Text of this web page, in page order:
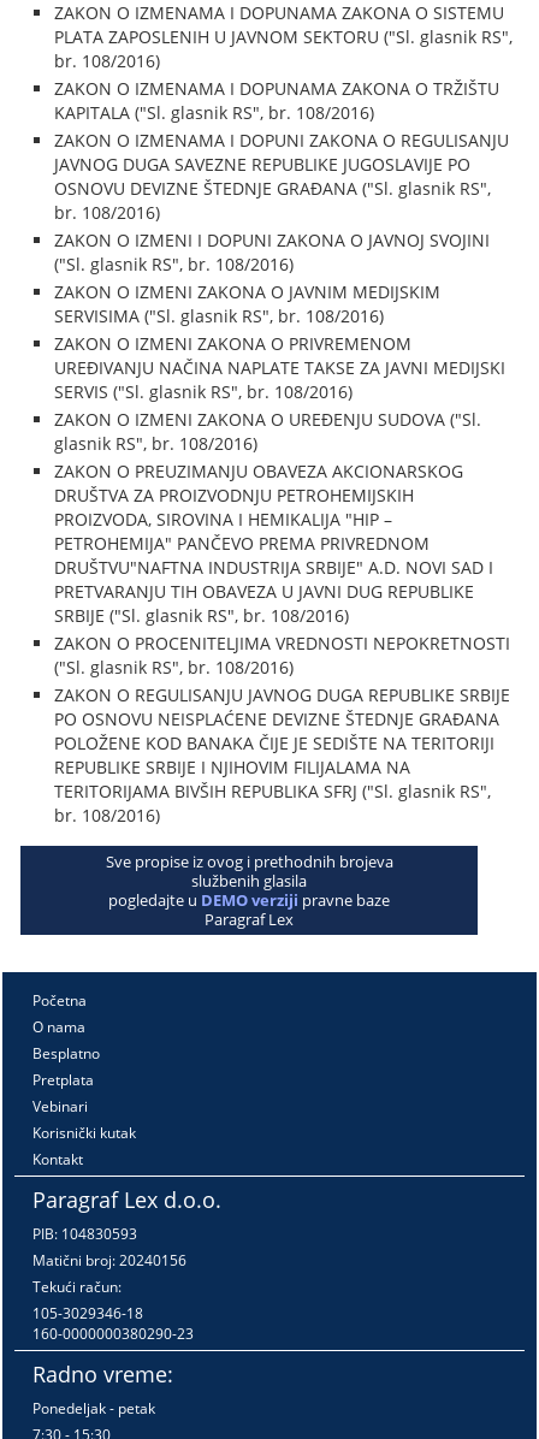
ZAKON O IZMENAMA I DOPUNAMA ZAKONA O SISTEMU
PLATA ZAPOSLENIH U JAVNOM SEKTORU ("Sl. glasnik RS",
br. 108/2016)
ZAKON O IZMENAMA I DOPUNAMA ZAKONA O TRŽIŠTU
KAPITALA ("Sl. glasnik RS", br. 108/2016)
ZAKON O IZMENAMA I DOPUNI ZAKONA O REGULISANJU
JAVNOG DUGA SAVEZNE REPUBLIKE JUGOSLAVIJE PO
OSNOVU DEVIZNE ŠTEDNJE GRAĐANA ("Sl. glasnik RS",
br. 108/2016)
ZAKON O IZMENI I DOPUNI ZAKONA O JAVNOJ SVOJINI
("Sl. glasnik RS", br. 108/2016)
ZAKON O IZMENI ZAKONA O JAVNIM MEDIJSKIM
SERVISIMA ("Sl. glasnik RS", br. 108/2016)
ZAKON O IZMENI ZAKONA O PRIVREMENOM
UREĐIVANJU NAČINA NAPLATE TAKSE ZA JAVNI MEDIJSKI
SERVIS ("Sl. glasnik RS", br. 108/2016)
ZAKON O IZMENI ZAKONA O UREĐENJU SUDOVA ("Sl.
glasnik RS", br. 108/2016)
ZAKON O PREUZIMANJU OBAVEZA AKCIONARSKOG
DRUŠTVA ZA PROIZVODNJU PETROHEMIJSKIH
PROIZVODA, SIROVINA I HEMIKALIJA "HIP –
PETROHEMIJA" PANČEVO PREMA PRIVREDNOM
DRUŠTVU"NAFTNA INDUSTRIJA SRBIJE" A.D. NOVI SAD I
PRETVARANJU TIH OBAVEZA U JAVNI DUG REPUBLIKE
SRBIJE ("Sl. glasnik RS", br. 108/2016)
ZAKON O PROCENITELJIMA VREDNOSTI NEPOKRETNOSTI
("Sl. glasnik RS", br. 108/2016)
ZAKON O REGULISANJU JAVNOG DUGA REPUBLIKE SRBIJE
PO OSNOVU NEISPLAĆENE DEVIZNE ŠTEDNJE GRAĐANA
POLOŽENE KOD BANAKA ČIJE JE SEDIŠTE NA TERITORIJI
REPUBLIKE SRBIJE I NJIHOVIM FILIJALAMA NA
TERITORIJAMA BIVŠIH REPUBLIKA SFRJ ("Sl. glasnik RS",
br. 108/2016)
Sve propise iz ovog i prethodnih brojeva
službenih glasila
pogledajte u DEMO verziji pravne baze
Paragraf Lex
Početna
O nama
Besplatno
Pretplata
Vebinari
Korisnički kutak
Kontakt
Paragraf Lex d.o.o.
PIB: 104830593
Matični broj: 20240156
Tekući račun:
105-3029346-18
160-0000000380290-23
Radno vreme:
Ponedeljak - petak
7:30 - 15:30